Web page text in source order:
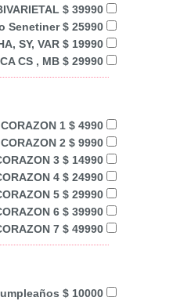
$ 39990
Senetiner $ 25990
SY, VAR $ 19990
CS , MB $ 29990
CORAZON 1 $ 4990
CORAZON 2 $ 9990
3 $ 14990
4 $ 24990
5 $ 29990
6 $ 39990
7 $ 49990
$ 10000